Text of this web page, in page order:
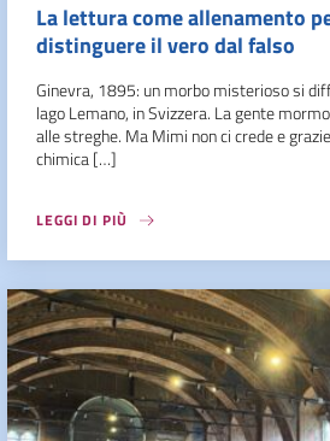
La lettura come allenamento
distinguere il vero dal falso
Ginevra, 1895: un morbo misterioso si
lago Lemano, in Svizzera. La gente
alle streghe. Ma Mimi non ci crede e
chimica […]
LEGGI DI PIÙ